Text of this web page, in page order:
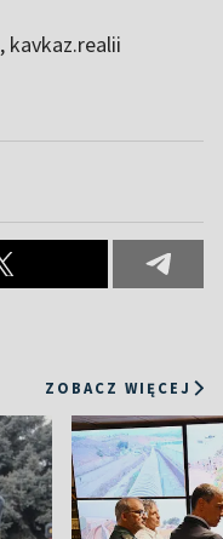
, kavkaz.realii
ZOBACZ WIĘCEJ